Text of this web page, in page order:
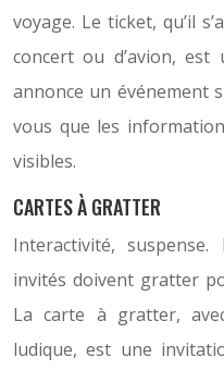
voyage. Le ticket, qu’il
concert ou d’avion,
annonce un événement
vous que les
visibles.
CARTES À GRATTER
Interactivité,
invités doivent gratter
La carte à gratter,
ludique, est une